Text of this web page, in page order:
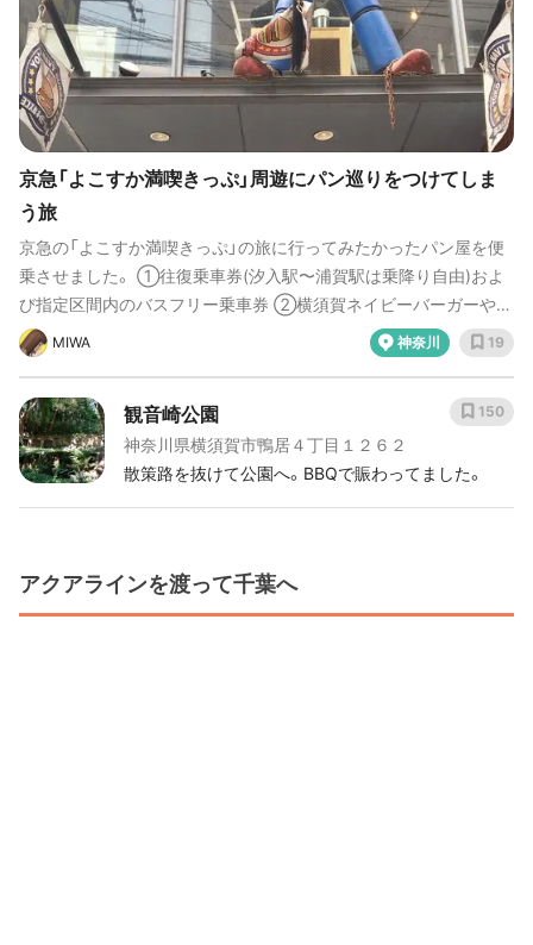
京急「よこすか満喫きっぷ」周遊にパン巡りをつけてしま
う旅
京急の「よこすか満喫きっぷ」の旅に行ってみたかったパン屋を便
乗させました。 ①往復乗車券(汐入駅〜浦賀駅は乗降り自由)およ
び指定区間内のバスフリー乗車券 ②横須賀ネイビーバーガーや横
須賀海軍カレーや地産地消グルメから好きなものが1つ選べる食べ
る券 ③お土産か横須賀美術館などの施設利用が1つ選べる遊ぶ券
心者にはとてもありがたいきっぷでした。
MIWA 神奈川 19
観音崎公園
神奈川県横須賀市鴨居４丁目１２６２
散策路を抜けて公園へ。BBQで賑わってました。
150
アクアラインを渡って千葉へ